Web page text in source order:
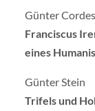
Günter Cordes
Franciscus
eines
Günter Stein
Trifels und